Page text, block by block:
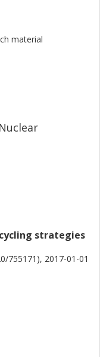
material
strategies
755171), 2017-01-01